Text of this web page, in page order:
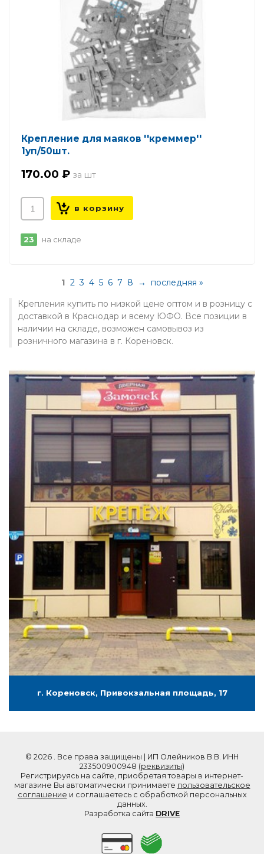
Крепление для маяков ''креммер''
1уп/50шт.
170.00 ₽
23 на складе
Страницы
1 2 3 4 5 6 7 8 →
последняя »
Крепления купить по низкой цене оптом и в розницу с
доставкой в Краснодар и всему ЮФО. Все позиции в
наличии на складе, возможен самовывоз из
розничного магазина в г. Кореновск.
г. Кореновск, Привокзальная площадь, 17
© 2026 . Все права защищены | ИП Олейников В.В. ИНН
233500900948 (реквизиты)
Регистрируясь на сайте, приобретая товары в интернет-
магазине Вы автоматически принимаете пользовательское
соглашение и соглашаетесь с обработкой персональных
данных.
Разработка сайта DRIVE